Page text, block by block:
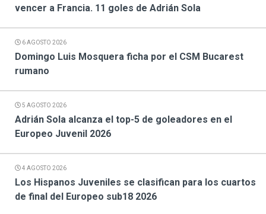
vencer a Francia. 11 goles de Adrián Sola
6 AGOSTO 2026
Domingo Luis Mosquera ficha por el CSM Bucarest
rumano
5 AGOSTO 2026
Adrián Sola alcanza el top-5 de goleadores en el
Europeo Juvenil 2026
4 AGOSTO 2026
Los Hispanos Juveniles se clasifican para los cuartos
de final del Europeo sub18 2026